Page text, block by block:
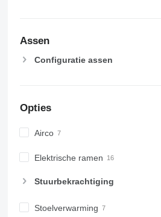
Assen
Configuratie assen
Opties
Airco
Elektrische ramen
Stuurbekrachtiging
Stoelverwarming